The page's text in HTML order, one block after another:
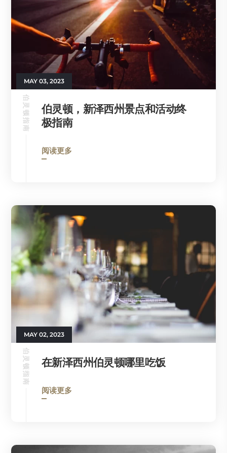
MAY 03, 2023
伯灵顿指南
伯灵顿，新泽西州景点和活动终
极指南
阅读更多
MAY 02, 2023
伯灵顿指南 在新泽西州伯灵顿哪里吃饭
阅读更多